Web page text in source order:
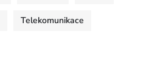
Telekomunikace